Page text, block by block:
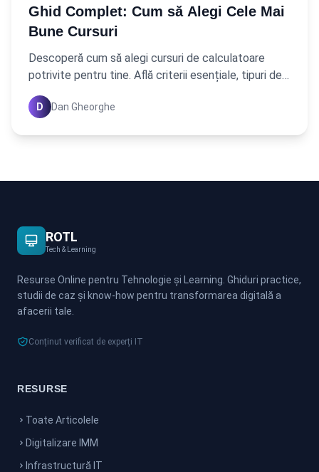
Ghid Complet: Cum să Alegi Cele Mai
Bune Cursuri
Descoperă cum să alegi cursuri de calculatoare
potrivite pentru tine. Află criterii esențiale, tipuri de
D Dan Gheorghe
ROTL
Tech & Learning
Resurse Online pentru Tehnologie și Learning. Ghiduri practice,
studii de caz și know-how pentru transformarea digitală a
afacerii tale.
Conținut verificat de experți IT
RESURSE
Toate Articolele
Digitalizare IMM
Infrastructură IT